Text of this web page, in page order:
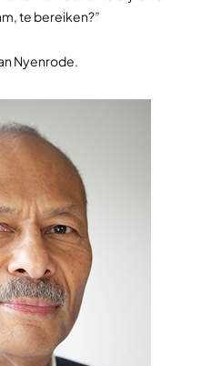
te bereiken?”
Nyenrode.